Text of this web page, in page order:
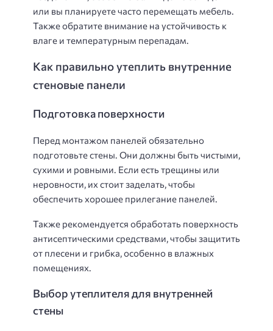
или вы планируете часто перемещать мебель.
Также обратите внимание на устойчивость к
влаге и температурным перепадам.
Как правильно утеплить внутренние
стеновые панели
Подготовка поверхности
Перед монтажом панелей обязательно
подготовьте стены. Они должны быть чистыми,
сухими и ровными. Если есть трещины или
неровности, их стоит заделать, чтобы
обеспечить хорошее прилегание панелей.
Также рекомендуется обработать поверхность
антисептическими средствами, чтобы защитить
от плесени и грибка, особенно в влажных
помещениях.
Выбор утеплителя для внутренней
стены